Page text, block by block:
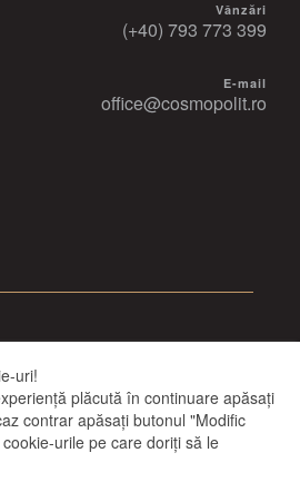
Vânzări
(+40) 793 773 399
E-mail
office@cosmopolit.ro
Grozăvescu, Nr. 7, Scara A, Parter, Sp.
birou 4, Brașov
COSMOPOLIT 2022
uri!
plăcută în continuare apăsați
contrar apăsați butonul "Modific
urile pe care doriți să le